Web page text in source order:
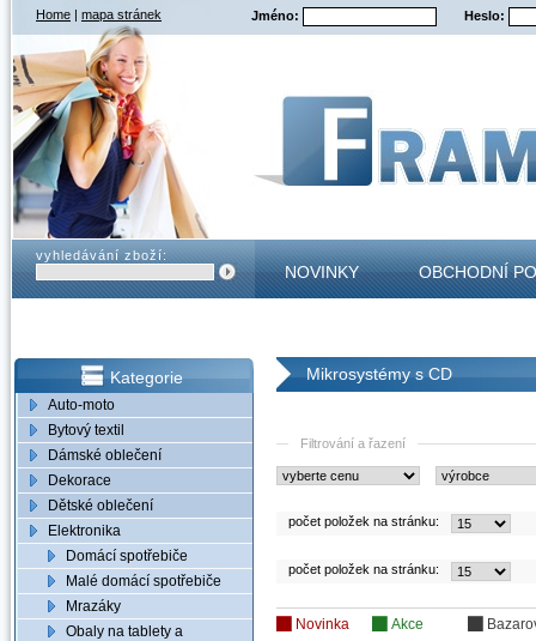
Home | mapa stránek Jméno: Heslo:
vyhledávání zboží:
NOVINKY OBCHODNÍ
Kategorie
Auto-moto
Bytový textil
Dámské oblečení
Dekorace
Dětské oblečení
Elektronika
Domácí spotřebiče
Malé domácí spotřebiče
Mrazáky
Obaly na tablety a
Mikrosystémy s CD
Filtrování a řazení
počet položek na stránku:
počet položek na stránku:
Novinka Akce